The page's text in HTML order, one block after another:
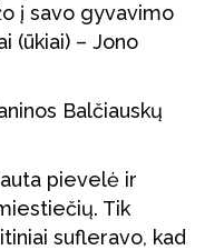
į savo gyvavimo
(ūkiai) – Jono
Balčiauskų
pievelė ir
Tik
sufleravo, kad